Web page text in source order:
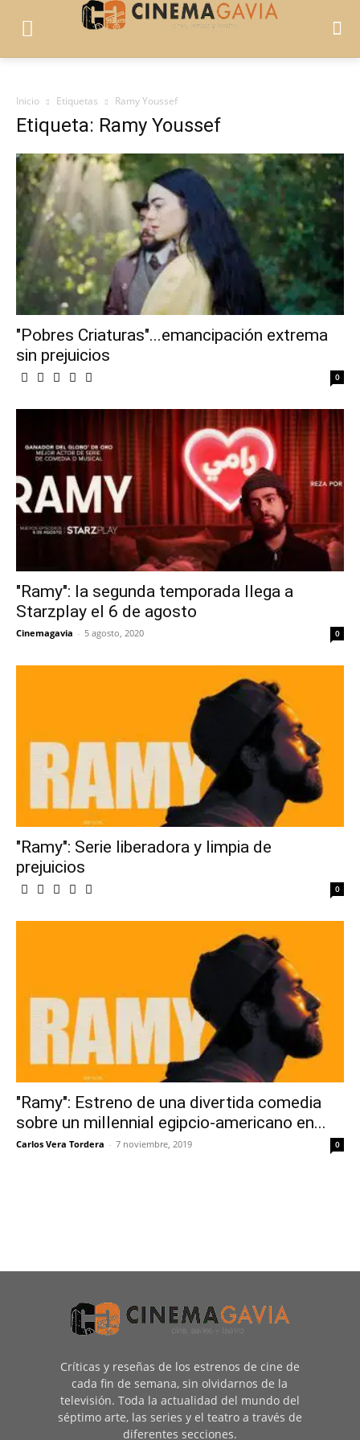
Inicio Etiquetas Ramy Youssef
Etiqueta: Ramy Youssef
"Pobres Criaturas"...emancipación extrema
sin prejuicios
0
"Ramy": la segunda temporada llega a
Starzplay el 6 de agosto
Cinemagavia - 5 agosto, 2020 0
"Ramy": Serie liberadora y limpia de
prejuicios
0
"Ramy": Estreno de una divertida comedia
sobre un millennial egipcio-americano en...
Carlos Vera Tordera - 7 noviembre, 2019 0
Críticas y reseñas de los estrenos de cine de
cada fin de semana, sin olvidarnos de la
televisión. Toda la actualidad del mundo del
séptimo arte, las series y el teatro a través de
diferentes secciones.